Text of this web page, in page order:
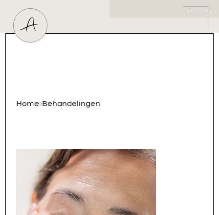
Huidtherapeut
Home Behandelingen